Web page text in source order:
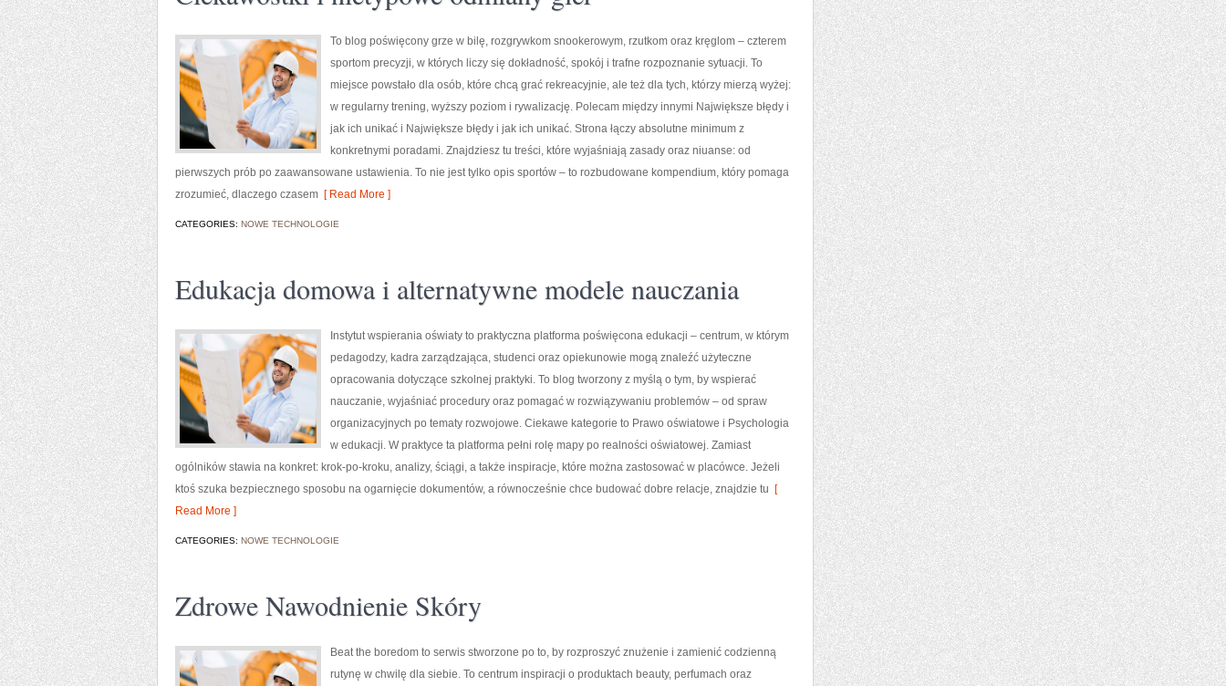
To blog poświęcony grze w bilę, rozgrywkom snookerowym, rzutkom oraz kręglom – czterem
sportom precyzji, w których liczy się dokładność, spokój i trafne rozpoznanie sytuacji. To
miejsce powstało dla osób, które chcą grać rekreacyjnie, ale też dla tych, którzy mierzą wyżej:
w regularny trening, wyższy poziom i rywalizację. Polecam między innymi Największe błędy i
jak ich unikać i Największe błędy i jak ich unikać. Strona łączy absolutne minimum z
konkretnymi poradami. Znajdziesz tu treści, które wyjaśniają zasady oraz niuanse: od
pierwszych prób po zaawansowane ustawienia. To nie jest tylko opis sportów – to rozbudowane kompendium, który pomaga
zrozumieć, dlaczego czasem [ Read More ]
CATEGORIES: NOWE TECHNOLOGIE
Edukacja domowa i alternatywne modele nauczania
Instytut wspierania oświaty to praktyczna platforma poświęcona edukacji – centrum, w którym
pedagodzy, kadra zarządzająca, studenci oraz opiekunowie mogą znaleźć użyteczne
opracowania dotyczące szkolnej praktyki. To blog tworzony z myślą o tym, by wspierać
nauczanie, wyjaśniać procedury oraz pomagać w rozwiązywaniu problemów – od spraw
organizacyjnych po tematy rozwojowe. Ciekawe kategorie to Prawo oświatowe i Psychologia
w edukacji. W praktyce ta platforma pełni rolę mapy po realności oświatowej. Zamiast
ogólników stawia na konkret: krok-po-kroku, analizy, ściągi, a także inspiracje, które można zastosować w placówce. Jeżeli
ktoś szuka bezpiecznego sposobu na ogarnięcie dokumentów, a równocześnie chce budować dobre relacje, znajdzie tu [
Read More ]
CATEGORIES: NOWE TECHNOLOGIE
Zdrowe Nawodnienie Skóry
Beat the boredom to serwis stworzone po to, by rozproszyć znużenie i zamienić codzienną
rutynę w chwilę dla siebie. To centrum inspiracji o produktach beauty, perfumach oraz